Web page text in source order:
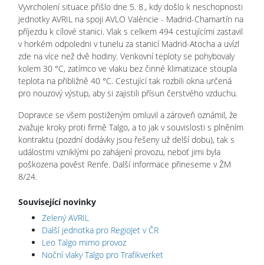
Vyvrcholení situace přišlo dne 5. 8., kdy došlo k neschopnosti
jednotky AVRIL na spoji AVLO Valèncie - Madrid-Chamartín na
příjezdu k cílové stanici. Vlak s celkem 494 cestujícími zastavil
v horkém odpoledni v tunelu za stanicí Madrid-Atocha a uvízl
zde na více než dvě hodiny. Venkovní teploty se pohybovaly
kolem 30 °C, zatímco ve vlaku bez činné klimatizace stoupla
teplota na přibližně 40 °C. Cestující tak rozbili okna určená
pro nouzový výstup, aby si zajistili přísun čerstvého vzduchu.
Dopravce se všem postiženým omluvil a zároveň oznámil, že
zvažuje kroky proti firmě Talgo, a to jak v souvislosti s plněním
kontraktu (pozdní dodávky jsou řešeny už delší dobu), tak s
událostmi vzniklými po zahájení provozu, neboť jimi byla
poškozena pověst Renfe. Další informace přineseme v ŽM
8/24.
Související novinky
Zelený AVRIL
Další jednotka pro RegioJet v ČR
Leo Talgo mimo provoz
Noční vlaky Talgo pro Trafikverket